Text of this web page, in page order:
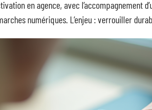
en agence, avec l’accompagnement
numériques. L’enjeu : verrouiller